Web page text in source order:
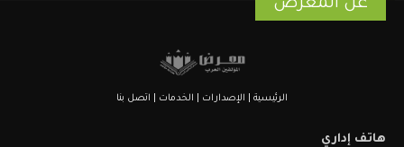
عن المعرض
الرئيسية الإصدارات الخدمات اتصل بنا
هاتف إداري